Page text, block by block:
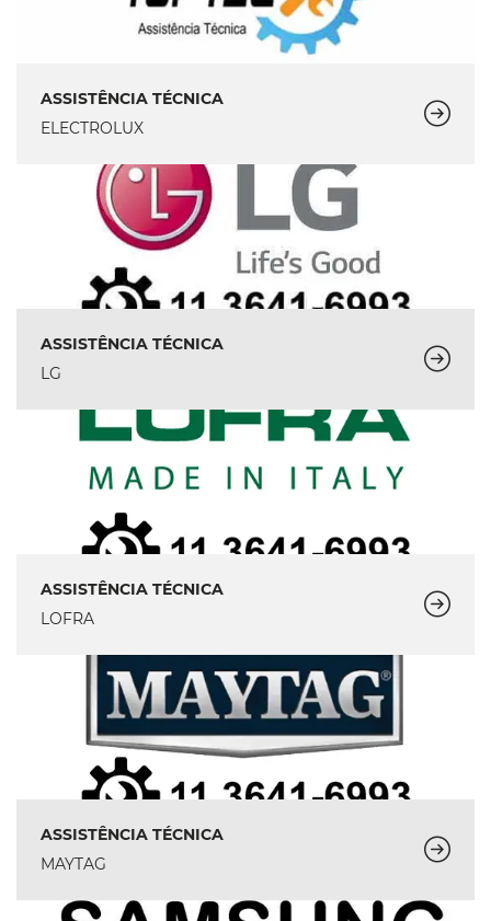
ASSISTÊNCIA TÉCNICA
ELECTROLUX
ASSISTÊNCIA TÉCNICA
LG
ASSISTÊNCIA TÉCNICA
LOFRA
ASSISTÊNCIA TÉCNICA
MAYTAG